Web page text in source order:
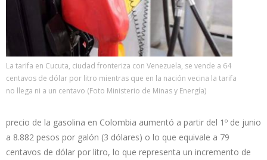
La tarifa en Cucuta, ciudad fronteriza con Venezuela, se vende a 64
centavos de dólar por litro mientras que en la nación vecina la tarifa
no llega ni a un centavo (Foto Ministerio de Minas y Energía)
precio de la gasolina en Colombia aumentó a partir del 1º de junio
a 8.882 pesos por galón (3 dólares) o lo que equivale a 79
centavos de dólar por litro, lo que representa un incremento de